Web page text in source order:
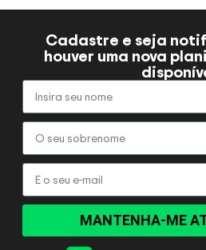
Cadastre e seja
houver uma nova
MANTENHA-ME